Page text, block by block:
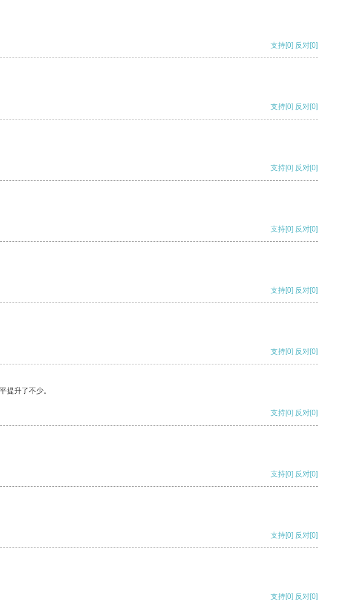
支持[0] 反对[0]
支持[0] 反对[0]
支持[0] 反对[0]
支持[0] 反对[0]
支持[0] 反对[0]
支持[0] 反对[0]
提升了不少。
支持[0] 反对[0]
支持[0] 反对[0]
支持[0] 反对[0]
支持[0] 反对[0]